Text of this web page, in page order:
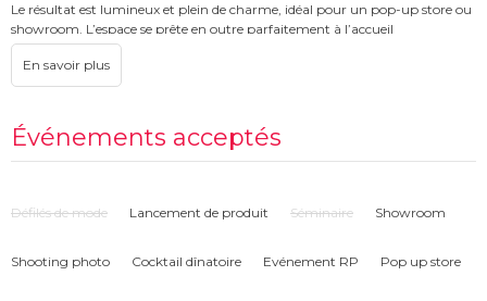
Le résultat est lumineux et plein de charme, idéal pour un pop-up store ou
showroom. L’espace se prête en outre parfaitement à l’accueil
d’expositions.
Événements acceptés
Défilés de mode Lancement de produit Séminaire Showroom
Shooting photo Cocktail dînatoire Evénement RP Pop up store